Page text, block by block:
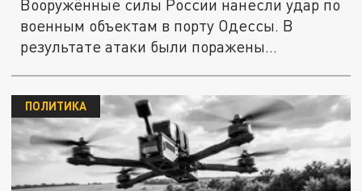
Вооружённые силы России нанесли удар по
военным объектам в порту Одессы. В
результате атаки были поражены...
ПОЛИТИКА